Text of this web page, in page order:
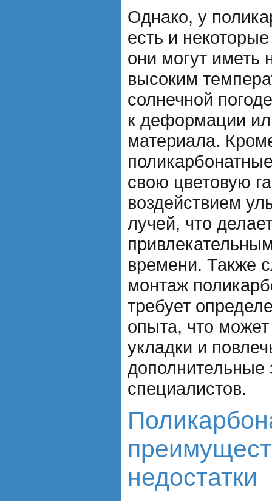
Однако, у
есть и
они могут иметь
высоким
солнечной
к деформации
материала.
свою цветовую
воздействием
лучей, что
времени. Также
монтаж
требует
опыта, что
укладки и
дополнительные
специалистов.
недостатки